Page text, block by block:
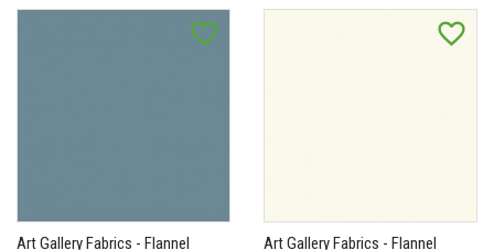
favorite_border
Art Gallery Fabrics - Flannel
favorite_border
Art Gallery Fabrics - Flannel